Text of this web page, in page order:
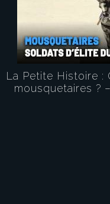
La Petite Histoire :
mousquetaires ?